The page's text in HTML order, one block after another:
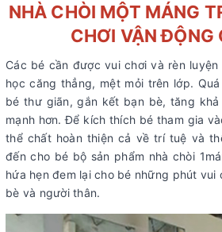
NHÀ CHÒI MỘT MÁNG
CHƠI VẬN ĐỘNG
Các bé cần được vui chơi và rèn
học căng thẳng, mệt mỏi trên lớp.
bé thư giãn, gắn kết bạn bè, tăng
mạnh hơn. Để kích thích bé tham gia
thể chất hoàn thiện cả về trí tuệ và
đến cho bé bộ sản phẩm nhà chòi
hứa hẹn đem lại cho bé những phút vui
bè và người thân.